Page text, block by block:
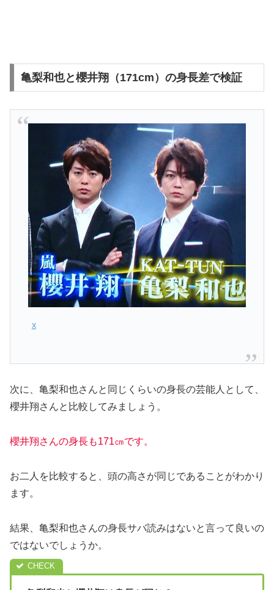
亀梨和也と櫻井翔（171cm）の身長差で検証
X
次に、亀梨和也さんと同じくらいの身長の芸能人として、
櫻井翔さんと比較してみましょう。
櫻井翔さんの身長も171㎝です。
お二人を比較すると、頭の高さが同じであることがわかり
ます。
結果、亀梨和也さんの身長サバ読みはないと言って良いの
ではないでしょうか。